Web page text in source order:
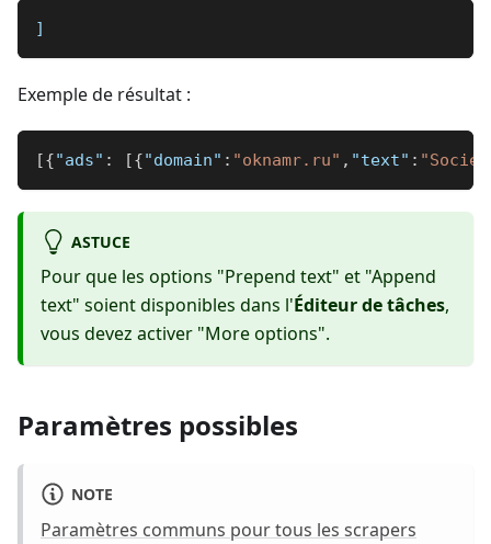
]
Exemple de résultat :
[{"ads" : [{"domain" : "oknamr.ru" , "text" :
ASTUCE
Pour que les options "Prepend text" et "Append
text" soient disponibles dans l'Éditeur de tâches,
vous devez activer "More options".
Paramètres possibles
NOTE
Paramètres communs pour tous les scrapers